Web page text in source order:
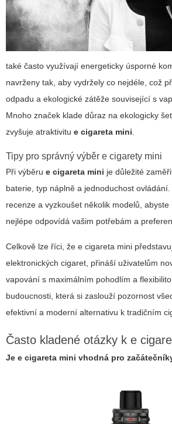
také často využívají energeticky úsporné
navrženy tak, aby vydržely co nejdéle, což
odpadu a ekologické zátěže související s
Mnoho značek klade důraz na ekologicky
zvyšuje atraktivitu e cigareta mini
Tipy pro správný výběr e cigarety mini
Při výběru e cigareta mini je důležité
baterie, typ náplně a jednoduchost
recenze a vyzkoušet několik modelů,
nejlépe odpovídá vašim potřebám a
Celkově lze říci, že e cigareta mini
elektronických cigaret, přináší uživatelům
vapování s maximálním pohodlím a
budoucnosti, která si zaslouží pozornost
efektivní a moderní alternativu k tradičním
Často kladené otázky k e
Je e cigareta mini vhodná pro